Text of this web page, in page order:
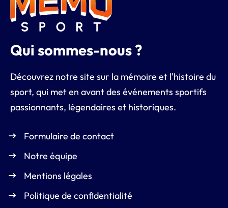
Qui sommes-nous ?
Découvrez notre site sur la mémoire et l'histoire du
sport, qui met en avant des événements sportifs
passionnants, légendaires et historiques.
Formulaire de contact
Notre équipe
Mentions légales
Politique de confidentialité